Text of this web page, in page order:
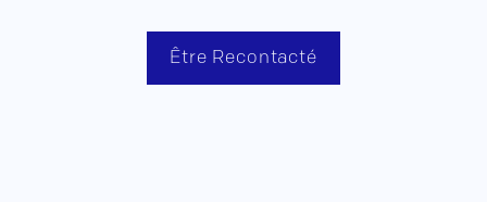
Être Recontacté